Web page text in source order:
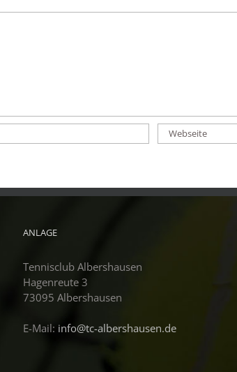
ANLAGE
Tennisclub Albershausen
Hagenreute 3
73095 Albershausen
E-Mail: info@tc-albershausen.de